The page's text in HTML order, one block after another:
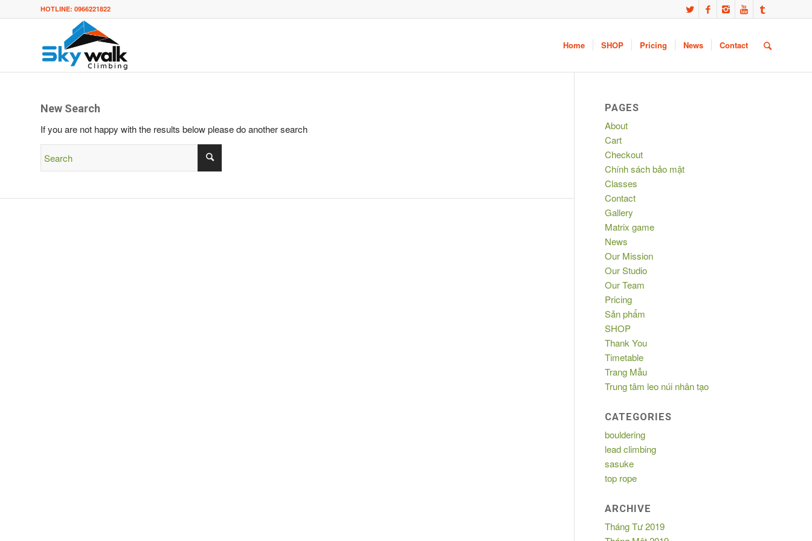
HOTLINE: 0966221822
Home SHOP Pricing News Contact
New Search
If you are not happy with the results below please do another search
PAGES
About
Cart
Checkout
Chính sách bảo mật
Classes
Contact
Gallery
Matrix game
News
Our Mission
Our Studio
Our Team
Pricing
Sản phẩm
SHOP
Thank You
Timetable
Trang Mẫu
Trung tâm leo núi nhân tạo
CATEGORIES
bouldering
lead climbing
sasuke
top rope
ARCHIVE
Tháng Tư 2019